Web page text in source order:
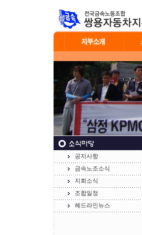
공지사항
금속노조소식
지회소식
조합일정
헤드라인뉴스